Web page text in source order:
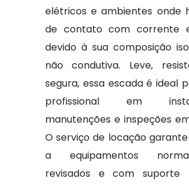
elétricos e ambientes onde
de contato com corrente
devido à sua composição
não condutiva. Leve,
segura, essa escada é ideal
profissional em
manutenções e inspeções
O serviço de locação
a equipamentos
revisados e com suporte